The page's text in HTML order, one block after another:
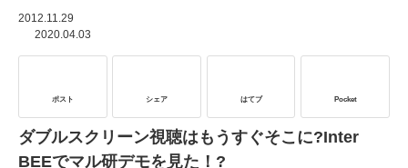
お役立ち資料
サービス資料
2012.11.29
2020.04.03
ポスト シェア はてブ Pocket
ダブルスクリーン視聴はもうすぐそこに?Inter
BEEでマル研デモを見た！?